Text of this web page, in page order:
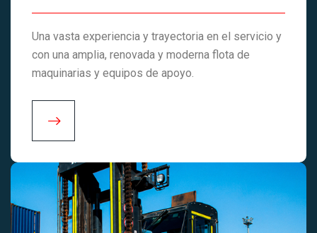
Una vasta experiencia y trayectoria en el servicio y
con una amplia, renovada y moderna flota de
maquinarias y equipos de apoyo.